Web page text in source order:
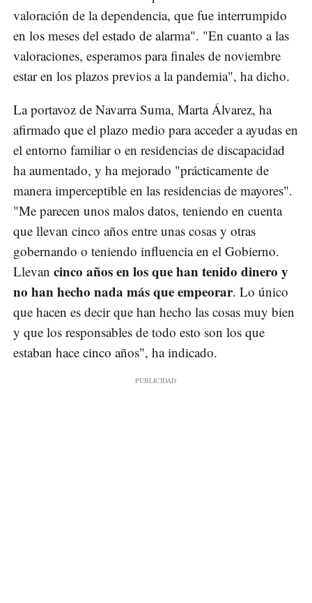
valoración de la dependencia, que fue interrumpido
en los meses del estado de alarma". "En cuanto a las
valoraciones, esperamos para finales de noviembre
estar en los plazos previos a la pandemia", ha dicho.
La portavoz de Navarra Suma, Marta Álvarez, ha
afirmado que el plazo medio para acceder a ayudas en
el entorno familiar o en residencias de discapacidad
ha aumentado, y ha mejorado "prácticamente de
manera imperceptible en las residencias de mayores".
"Me parecen unos malos datos, teniendo en cuenta
que llevan cinco años entre unas cosas y otras
gobernando o teniendo influencia en el Gobierno.
Llevan cinco años en los que han tenido dinero y
no han hecho nada más que empeorar. Lo único
que hacen es decir que han hecho las cosas muy bien
y que los responsables de todo esto son los que
estaban hace cinco años", ha indicado.